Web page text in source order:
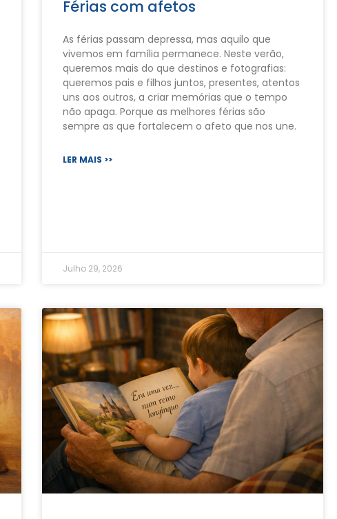
Férias com afetos
As férias passam depressa, mas aquilo que
vivemos em família permanece. Neste verão,
queremos mais do que destinos e fotografias:
queremos pais e filhos juntos, presentes, atentos
uns aos outros, a criar memórias que o tempo
não apaga. Porque as melhores férias são
sempre as que fortalecem o afeto que nos une.
LER MAIS >>
Julho 29, 2026